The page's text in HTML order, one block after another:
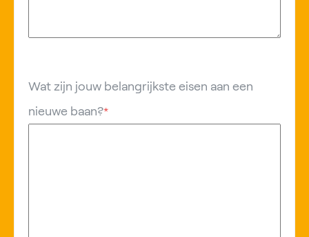
Wat zijn jouw belangrijkste eisen aan een
nieuwe baan?*